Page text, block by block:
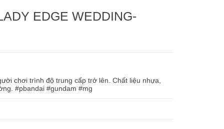
EDGE WEDDING-
chơi trình độ trung cấp trở lên. Chất liệu nhựa,
#pbandai #gundam #mg